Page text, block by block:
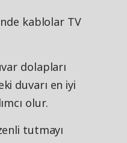
kablolar TV
dolapları
duvarı en iyi
olur.
tutmayı